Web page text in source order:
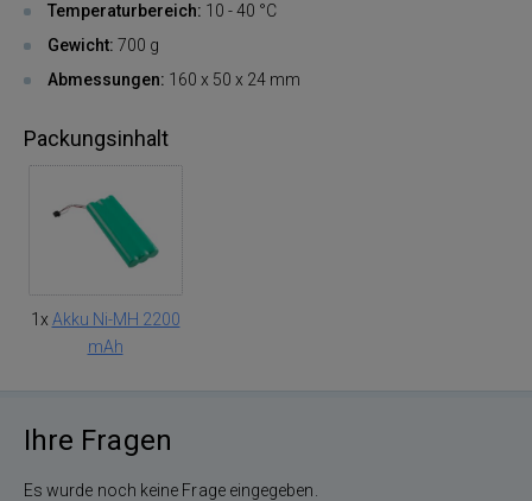
Temperaturbereich: 10 - 40 °C
Gewicht: 700 g
Abmessungen: 160 x 50 x 24 mm
Packungsinhalt
1x Akku Ni-MH 2200
mAh
Ihre Fragen
Es wurde noch keine Frage eingegeben.